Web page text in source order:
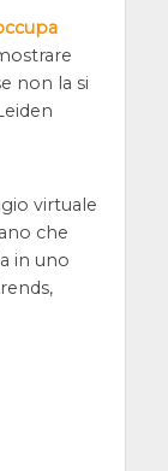
non la si
virtuale
che
in uno